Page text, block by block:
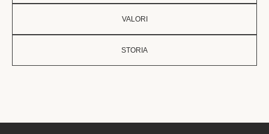
VALORI
STORIA